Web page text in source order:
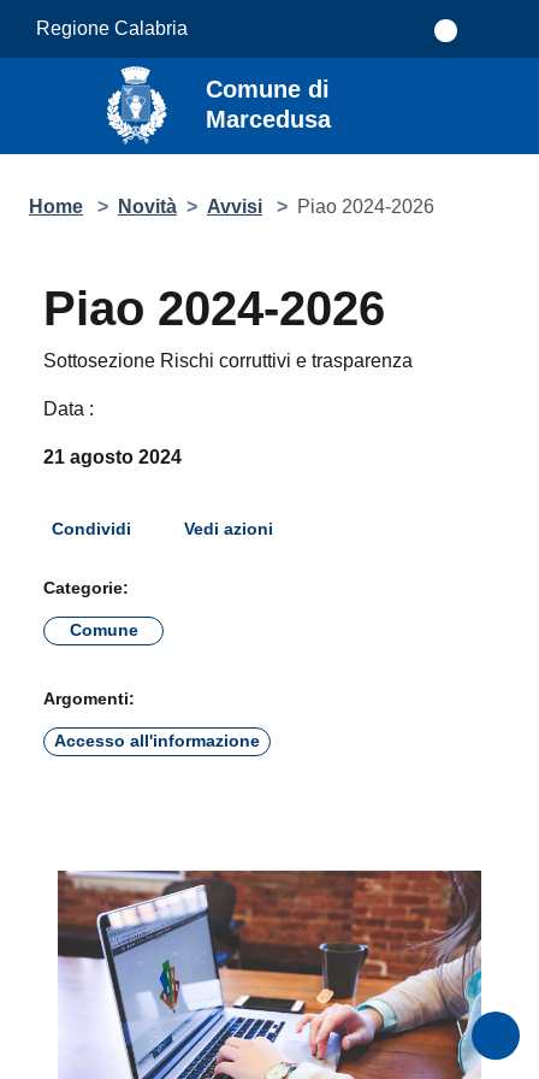
Salta al contenuto principale
Regione Calabria
Comune di Marcedusa
Home > Novità > Avvisi > Piao 2024-2026
Piao 2024-2026
Sottosezione Rischi corruttivi e trasparenza
Data :
21 agosto 2024
Condividi Vedi azioni
Categorie:
Comune
Argomenti:
Accesso all'informazione
necessari al corretto funzionamento e alla navigazione del sito,
nonché un cookie tecnico analitico al solo fine di elaborare
informazioni statistiche, aggregate e anonime.
Per maggiori dettagli, può consultare la cookie policy al seguente
ACCETTA TUTTO RIFIUTA TUTTO
MOSTRA DETTAGLI